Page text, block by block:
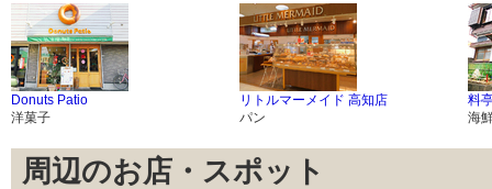
Donuts Patio
洋菓子
リトルマーメイド 高知店
パン
料
海
周辺のお店・スポット